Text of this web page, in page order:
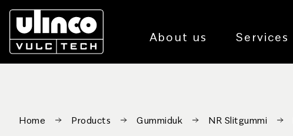
About us Services
Home Products Gummiduk NR Slitgummi